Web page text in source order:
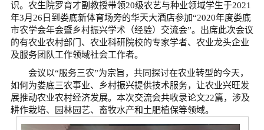
识。农生院罗育才副教授带领20级农艺与种业领域学生于2021
年3月26日到娄底新体育场旁的华天大酒店参加“2020年度娄底
市农学会年会暨乡村振兴学术（经验）交流会”。出席此次会议
的有农业农村部门、农业科研院校的专家学者、农业龙头企业
及服务团队工作领域社会工作者。
会议以“服务三农”为宗旨，共同探讨在农业转型的今天，
如何为娄底三农事业、乡村振兴提供技术服务，让农业兴旺发
展推动农业农村经济发展。本次交流会共收录论文22篇，涉及
耕作栽培、园林园艺、畜牧水产和土肥植保等领域。